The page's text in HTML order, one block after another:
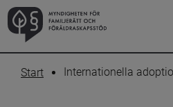
Start Internationella